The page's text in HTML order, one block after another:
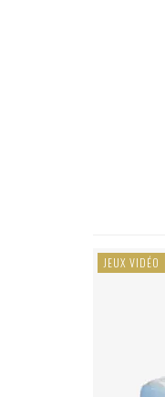
JEUX VIDÉO